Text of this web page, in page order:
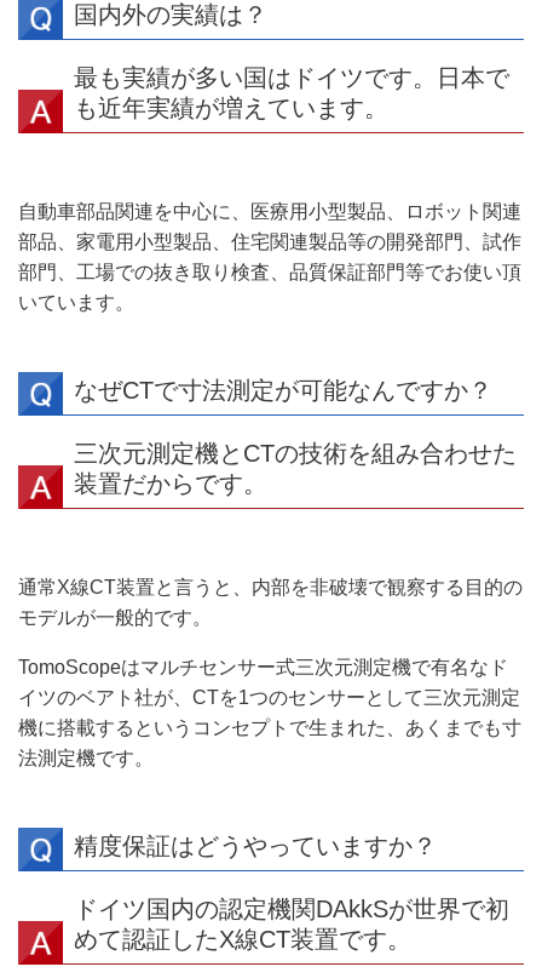
国内外の実績は？
最も実績が多い国はドイツです。日本で
も近年実績が増えています。
自動車部品関連を中心に、医療用小型製品、ロボット関連
部品、家電用小型製品、住宅関連製品等の開発部門、試作
部門、工場での抜き取り検査、品質保証部門等でお使い頂
いています。
なぜCTで寸法測定が可能なんですか？
三次元測定機とCTの技術を組み合わせた
装置だからです。
通常X線CT装置と言うと、内部を非破壊で観察する目的の
モデルが一般的です。
TomoScopeはマルチセンサー式三次元測定機で有名なド
イツのベアト社が、CTを1つのセンサーとして三次元測定
機に搭載するというコンセプトで生まれた、あくまでも寸
法測定機です。
精度保証はどうやっていますか？
ドイツ国内の認定機関DAkkSが世界で初
めて認証したX線CT装置です。